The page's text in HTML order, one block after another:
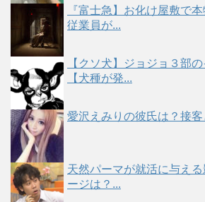
『富士急】お化け屋敷で
従業員が...
【クソ犬】ジョジョ３部
【犬種が発...
愛沢えみりの彼氏は？接
天然パーマが就活に与え
ージは？...